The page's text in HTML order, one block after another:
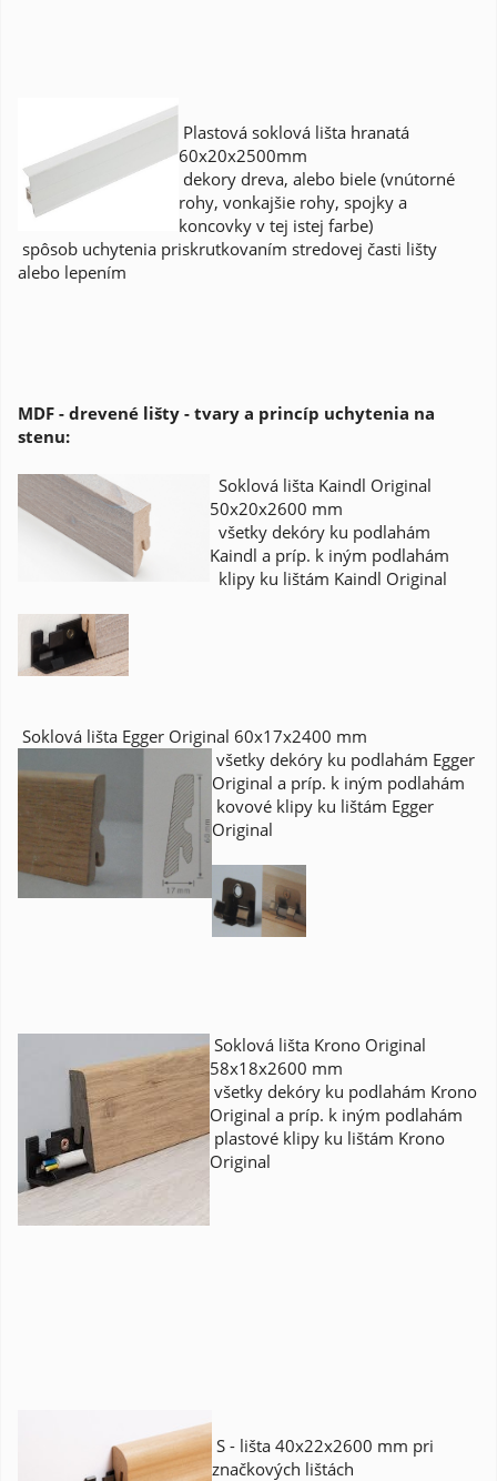
Plastová soklová lišta hranatá
60x20x2500mm
dekory dreva, alebo biele (vnútorné
rohy, vonkajšie rohy, spojky a
koncovky v tej istej farbe)
spôsob uchytenia priskrutkovaním stredovej časti lišty
alebo lepením
MDF - drevené lišty - tvary a princíp uchytenia na
stenu:
Soklová lišta Kaindl Original
50x20x2600 mm
všetky dekóry ku podlahám
Kaindl a príp. k iným podlahám
klipy ku lištám Kaindl Original
Soklová lišta Egger Original 60x17x2400 mm
všetky dekóry ku podlahám Egger
Original a príp. k iným podlahám
kovové klipy ku lištám Egger
Original
Soklová lišta Krono Original
58x18x2600 mm
všetky dekóry ku podlahám Krono
Original a príp. k iným podlahám
plastové klipy ku lištám Krono
Original
S - lišta 40x22x2600 mm pri
značkových lištách